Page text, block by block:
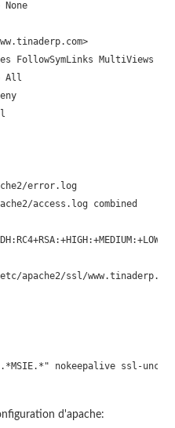
None
FollowSymLinks MultiViews
All
apache2/ssl/
nokeepalive ssl-
d'apache: